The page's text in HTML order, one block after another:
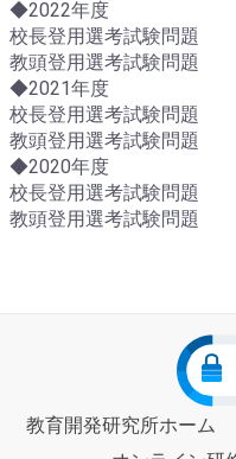
◆2022年度
校長登用選考試験問題
教頭登用選考試験問題
◆2021年度
校長登用選考試験問題
教頭登用選考試験問題
◆2020年度
校長登用選考試験問題
教頭登用選考試験問題
教育開発研究所ホーム